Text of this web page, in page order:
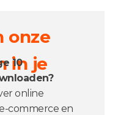
onze
in je
10
online
commerce en